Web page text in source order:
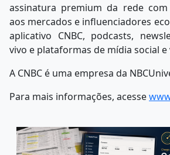
assinatura premium da rede
aos mercados e influenciadores
aplicativo CNBC, podcasts,
vivo e plataformas de mídia social
A CNBC é uma empresa da
Para mais informações, acesse